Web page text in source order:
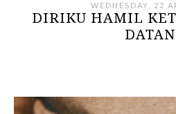
WEDNESDAY, 22
DIRIKU HAMIL